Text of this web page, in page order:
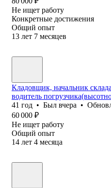
Не ищет работу
Конкретные достижения
Общий опыт
13 лет 7 месяцев
Кладовщик, начальник
водитель
41 год • Был вчера •
60 000 ₽
Не ищет работу
Общий опыт
14 лет 4 месяца